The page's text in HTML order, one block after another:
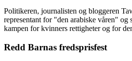
Politikeren, journalisten og bloggeren
representant for "den arabiske våren" og
kampen for kvinners rettigheter og for
Redd Barnas fredsprisfest